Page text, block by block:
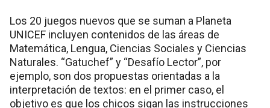
Los 20 juegos nuevos que se suman a Planeta
UNICEF incluyen contenidos de las áreas de
Matemática, Lengua, Ciencias Sociales y Ciencias
Naturales. “Gatuchef” y “Desafío Lector”, por
ejemplo, son dos propuestas orientadas a la
interpretación de textos: en el primer caso, el
objetivo es que los chicos sigan las instrucciones